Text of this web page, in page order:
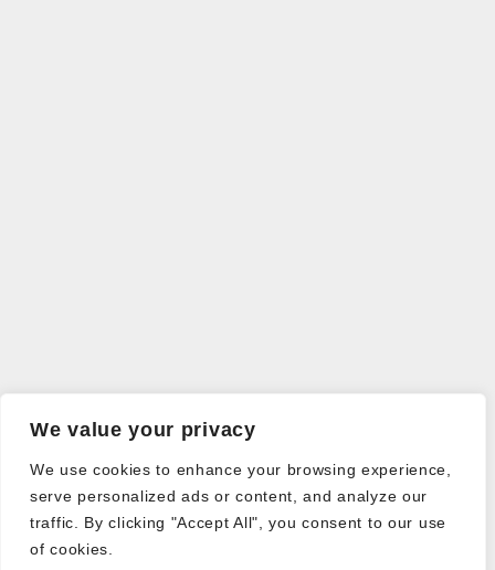
We value your privacy
We use cookies to enhance your browsing experience,
serve personalized ads or content, and analyze our
traffic. By clicking "Accept All", you consent to our use
of cookies.